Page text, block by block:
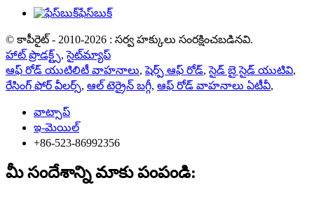
ఫేస్‌బుక్
© కాపీరైట్ - 2010-2026 : సర్వ హక్కులు సంరక్షించబడినవి.
హాట్ ప్రొడక్ట్స్,సైట్‌మ్యాప్
ఆఫ్ రోడ్ యుటిలిటీ వాహనాలు,షెర్ప్ ఆఫ్ రోడ్,సైడ్ బై సైడ్ యుటివి,
రేసింగ్ ఫోర్ వీలర్స్, ఆల్ టెర్రైన్ బగ్గీ, ఆఫ్ రోడ్ వాహనాలు ఏటీవీ,
వాట్సాప్
ఇ-మెయిల్
+86-523-86992356
మీ సందేశాన్ని మాకు పంపండి: